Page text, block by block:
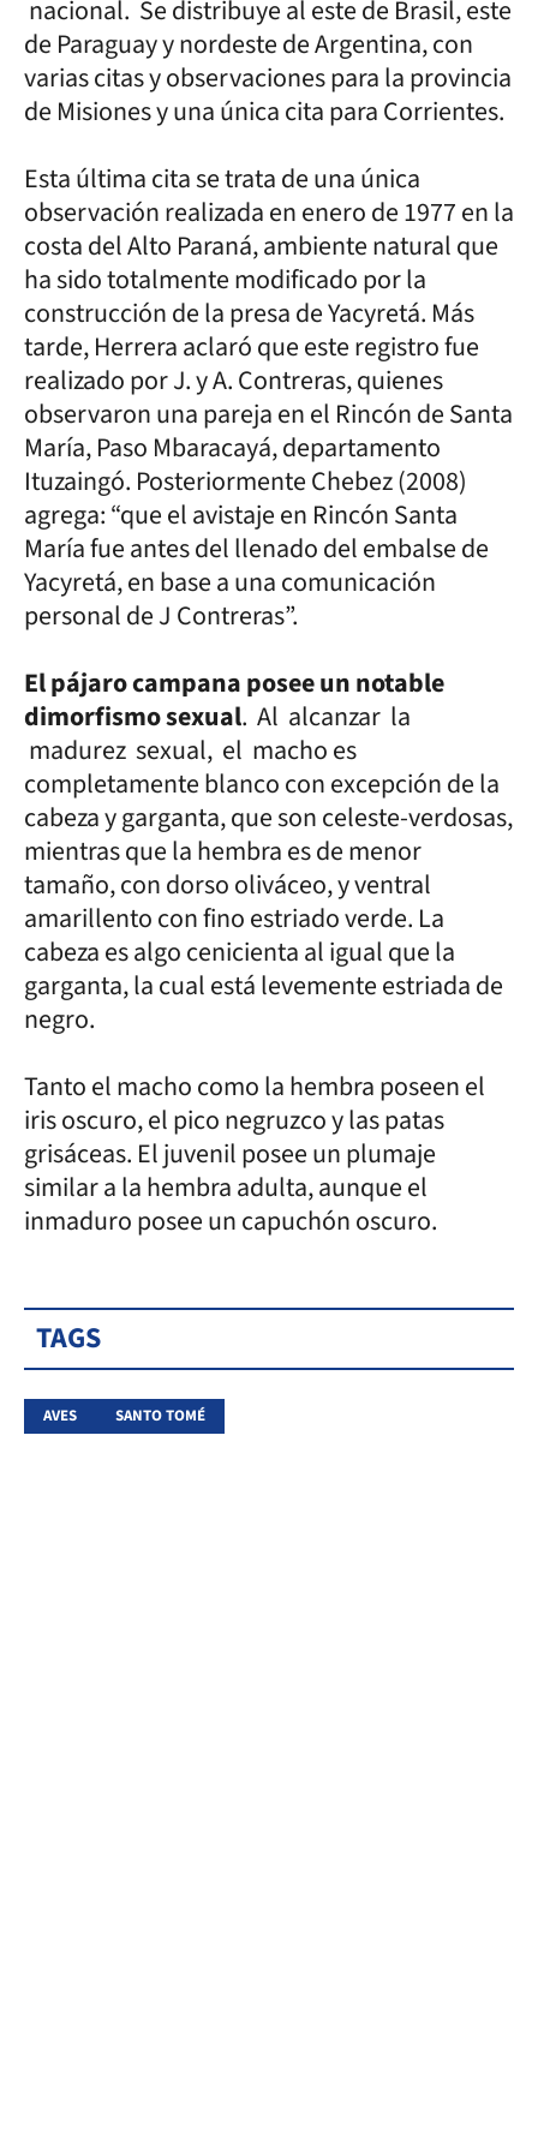
nacional. Se distribuye al este de Brasil, este
de Paraguay y nordeste de Argentina, con
varias citas y observaciones para la provincia
de Misiones y una única cita para Corrientes.
Esta última cita se trata de una única
observación realizada en enero de 1977 en la
costa del Alto Paraná, ambiente natural que
ha sido totalmente modificado por la
construcción de la presa de Yacyretá. Más
tarde, Herrera aclaró que este registro fue
realizado por J. y A. Contreras, quienes
observaron una pareja en el Rincón de Santa
María, Paso Mbaracayá, departamento
Ituzaingó. Posteriormente Chebez (2008)
agrega: “que el avistaje en Rincón Santa
María fue antes del llenado del embalse de
Yacyretá, en base a una comunicación
personal de J Contreras”.
El pájaro campana posee un notable
dimorfismo sexual. Al alcanzar la
madurez sexual, el macho es
completamente blanco con excepción de la
cabeza y garganta, que son celeste-verdosas,
mientras que la hembra es de menor
tamaño, con dorso oliváceo, y ventral
amarillento con fino estriado verde. La
cabeza es algo cenicienta al igual que la
garganta, la cual está levemente estriada de
negro.
Tanto el macho como la hembra poseen el
iris oscuro, el pico negruzco y las patas
grisáceas. El juvenil posee un plumaje
similar a la hembra adulta, aunque el
inmaduro posee un capuchón oscuro.
TAGS
AVES SANTO TOMÉ